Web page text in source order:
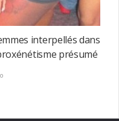
interpellés dans
présumé